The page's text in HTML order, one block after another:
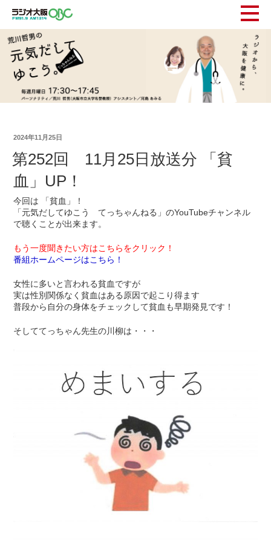
2024年11月25日
第252回 11月25日放送分 「貧
血」UP！
今回は 「貧血」！
「元気だしてゆこう てっちゃんねる」のYouTubeチャンネル
で聴くことが出来ます。
もう一度聞きたい方はこちらをクリック！
番組ホームページはこちら！
女性に多いと言われる貧血ですが
実は性別関係なく貧血はある原因で起こり得ます
普段から自分の身体をチェックして貧血も早期発見です！
そしててっちゃん先生の川柳は・・・